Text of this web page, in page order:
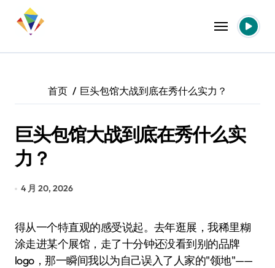
首页 巨头包馆大战到底在秀什么实力？
巨头包馆大战到底在秀什么实
力？
4 月 20, 2026
得从一个特直观的感受说起。去年逛展，我稀里糊
涂走进某个展馆，走了十分钟还没看到别的品牌
logo，那一瞬间我以为自己误入了人家的"领地"——